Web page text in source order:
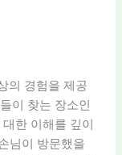
의 경험을 제공
이 찾는 장소인
한 이해를 깊이
님이 방문했을